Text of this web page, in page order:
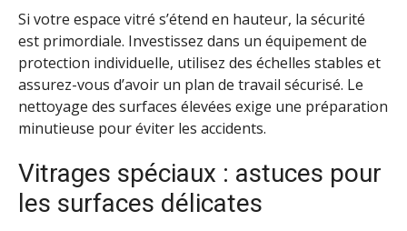
Si votre espace vitré s’étend en hauteur, la sécurité
est primordiale. Investissez dans un équipement de
protection individuelle, utilisez des échelles stables et
assurez-vous d’avoir un plan de travail sécurisé. Le
nettoyage des surfaces élevées exige une préparation
minutieuse pour éviter les accidents.
Vitrages spéciaux : astuces pour
les surfaces délicates